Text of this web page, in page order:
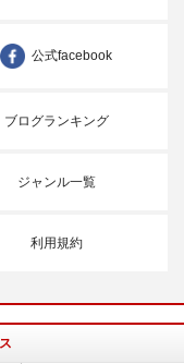
公式facebook
ブログランキング
ジャンル一覧
利用規約